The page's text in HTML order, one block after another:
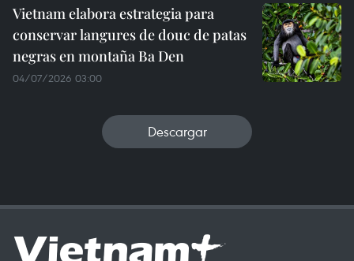
Vietnam elabora estrategia para
conservar langures de douc de patas
negras en montaña Ba Den
04/07/2026 03:00
Descargar